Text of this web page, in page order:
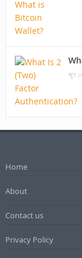
জুন
Home
About
Contact us
Privacy Policy